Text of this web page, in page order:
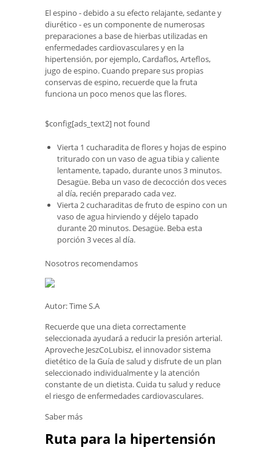
El espino - debido a su efecto relajante, sedante y
diurético - es un componente de numerosas
preparaciones a base de hierbas utilizadas en
enfermedades cardiovasculares y en la
hipertensión, por ejemplo, Cardaflos, Arteflos,
jugo de espino. Cuando prepare sus propias
conservas de espino, recuerde que la fruta
funciona un poco menos que las flores.
$config[ads_text2] not found
Vierta 1 cucharadita de flores y hojas de espino
triturado con un vaso de agua tibia y caliente
lentamente, tapado, durante unos 3 minutos.
Desagüe. Beba un vaso de decocción dos veces
al día, recién preparado cada vez.
Vierta 2 cucharaditas de fruto de espino con un
vaso de agua hirviendo y déjelo tapado
durante 20 minutos. Desagüe. Beba esta
porción 3 veces al día.
Nosotros recomendamos
Autor: Time S.A
Recuerde que una dieta correctamente
seleccionada ayudará a reducir la presión arterial.
Aproveche JeszCoLubisz, el innovador sistema
dietético de la Guía de salud y disfrute de un plan
seleccionado individualmente y la atención
constante de un dietista. Cuida tu salud y reduce
el riesgo de enfermedades cardiovasculares.
Saber más
Ruta para la hipertensión